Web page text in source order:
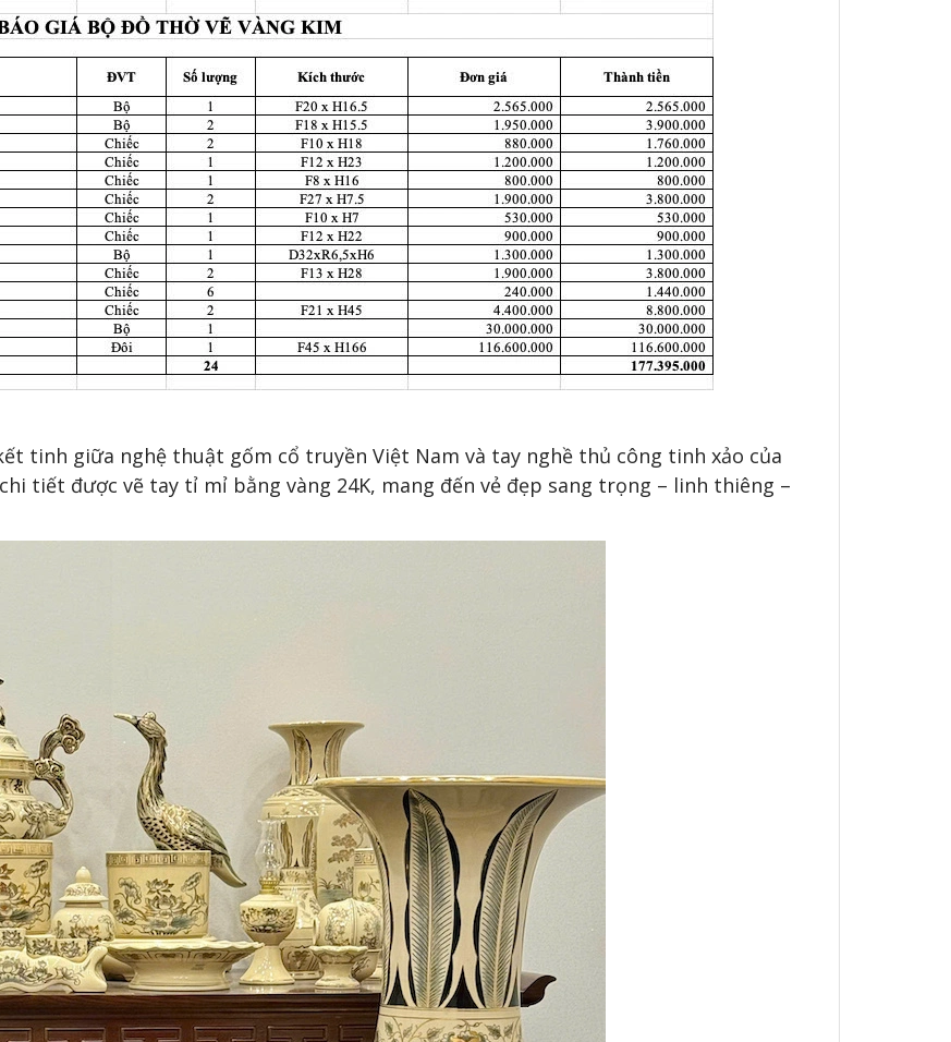
tinh giữa nghệ thuật gốm cổ truyền Việt Nam và tay nghề thủ công tinh xảo của
tiết được vẽ tay tỉ mỉ bằng vàng 24K, mang đến vẻ đẹp sang trọng – linh thiêng –